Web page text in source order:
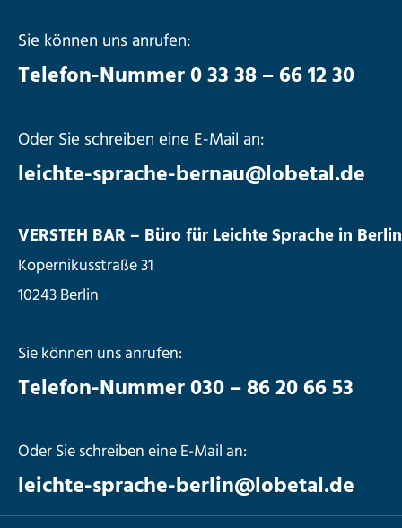
Sie können uns anrufen:
Telefon-Nummer 0 33 38 – 66 12 30
Oder Sie schreiben eine E-Mail an:
leichte-sprache-bernau@lobetal.de
VERSTEH BAR – Büro für Leichte Sprache in Berlin
Kopernikusstraße 31
10243 Berlin
Sie können uns anrufen:
Telefon-Nummer 030 – 86 20 66 53
Oder Sie schreiben eine E-Mail an:
leichte-sprache-berlin@lobetal.de